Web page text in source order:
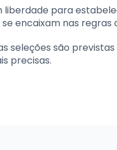
para
encaixam nas
seleções são
precisas.